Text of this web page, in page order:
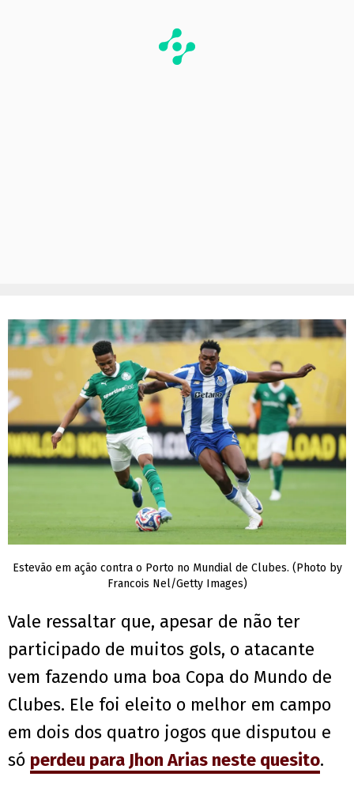
Estevão em ação contra o Porto no Mundial de Clubes. (Photo by
Francois Nel/Getty Images)
Vale ressaltar que, apesar de não ter
participado de muitos gols, o atacante
vem fazendo uma boa Copa do Mundo de
Clubes. Ele foi eleito o melhor em campo
em dois dos quatro jogos que disputou e
só perdeu para Jhon Arias neste quesito.